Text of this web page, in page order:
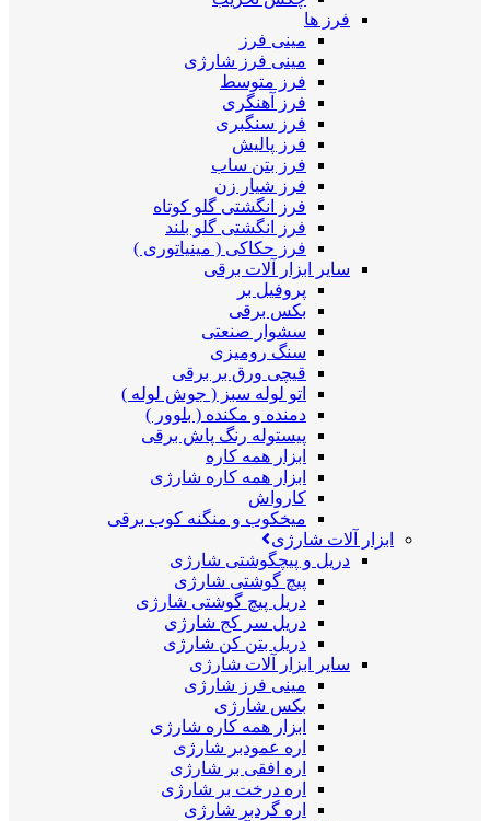
فرز ها
مینی فرز
مینی فرز شارژی
فرز متوسط
فرز آهنگری
فرز سنگبری
فرز پالیش
فرز بتن ساب
فرز شیار زن
فرز انگشتی گلو کوتاه
فرز انگشتی گلو بلند
فرز حکاکی ( مینیاتوری )
سایر ابزار آلات برقی
پروفیل بر
بکس برقی
سشوار صنعتی
سنگ رومیزی
قیچی ورق بر برقی
اتو لوله سبز ( جوش لوله )
دمنده و مکنده ( بلوور )
پیستوله رنگ پاش برقی
ابزار همه کاره
ابزار همه کاره شارژی
کارواش
میخکوب و منگنه کوب برقی
ابزار آلات شارژی
دریل و پیچگوشتی شارژی
پیچ گوشتی شارژی
دریل پیچ گوشتی شارژی
دریل سر کج شارژی
دریل بتن کن شارژی
سایر ابزار آلات شارژی
مینی فرز شارژی
بکس شارژی
ابزار همه کاره شارژی
اره عمودبر شارژی
اره افقی بر شارژی
اره درخت بر شارژی
اره گردبر شارژی